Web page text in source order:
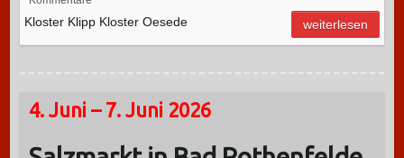
Kloster Klipp Kloster Oesede weiterlesen
4. Juni – 7. Juni 2026